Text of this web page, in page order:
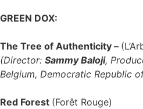
GREEN DOX:
The Tree of Authenticity –
(Director: Sammy Baloji,
Belgium, Democratic Republic
Red Forest (Forêt Rouge)